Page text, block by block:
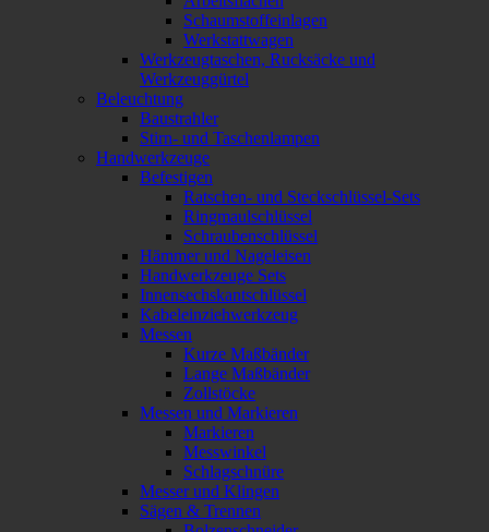
Schaumstoffeinlagen
Werkstattwagen
Werkzeugtaschen, Rucksäcke und
Werkzeuggürtel
Beleuchtung
Baustrahler
Stirn- und Taschenlampen
Handwerkzeuge
Befestigen
Ratschen- und Steckschlüssel-Sets
Ringmaulschlüssel
Schraubenschlüssel
Hämmer und Nageleisen
Handwerkzeuge Sets
Innensechskantschlüssel
Kabeleinziehwerkzeug
Messen
Kurze Maßbänder
Lange Maßbänder
Zollstöcke
Messen und Markieren
Markieren
Messwinkel
Schlagschnüre
Messer und Klingen
Sägen & Trennen